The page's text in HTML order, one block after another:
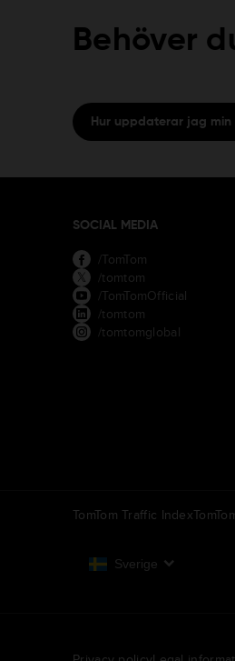
Behöver
Hur uppdaterar jag min
SOCIAL MEDIA
/TomTom
/tomtom
/TomTomOfficial
/tomtom
/tomtomglobal
TomTom Traffic Index
Sverige